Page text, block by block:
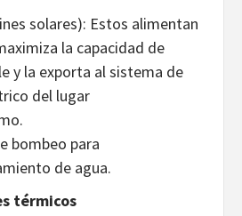
solares): Estos alimentan
la capacidad de
y la exporta al sistema de
del lugar
bombeo para
de agua.
térmicos